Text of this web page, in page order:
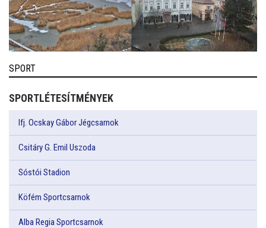
SPORT
SPORTLÉTESÍTMÉNYEK
Ifj. Ocskay Gábor Jégcsarnok
Csitáry G. Emil Uszoda
Sóstói Stadion
Köfém Sportcsarnok
Alba Regia Sportcsarnok